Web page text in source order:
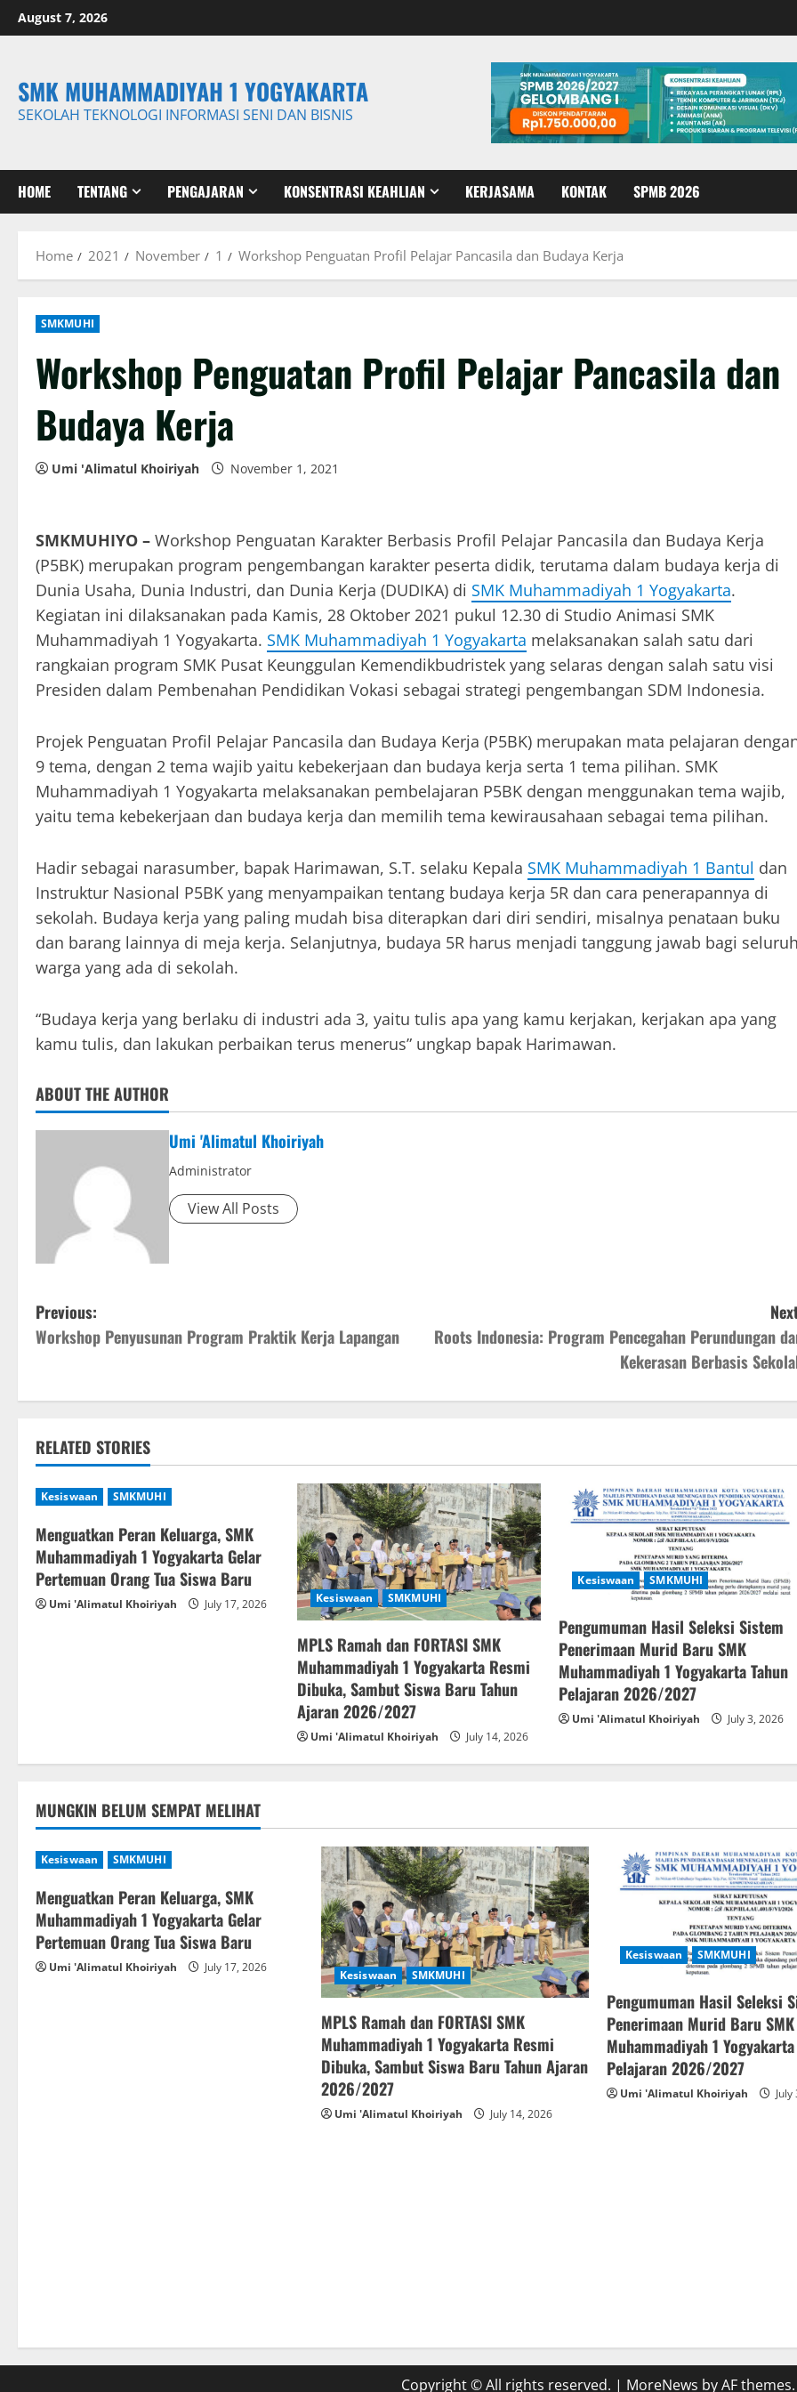
Skip
to
August 7, 2026
SMK MUHAMMADIYAH 1 YOGYAKARTA
SEKOLAH TEKNOLOGI INFORMASI SENI DAN BISNIS
HOME TENTANG PENGAJARAN KONSENTRASI KEAHLIAN KERJASAMA KONTAK SPMB 2026
Home 2021 November 1 Workshop Penguatan Profil Pelajar Pancasila dan Budaya Kerja
SMKMUHI
Workshop Penguatan Profil Pelajar Pancasila dan
Budaya Kerja
Umi 'Alimatul Khoiriyah November 1, 2021
SMKMUHIYO – Workshop Penguatan Karakter Berbasis Profil Pelajar Pancasila dan Budaya Kerja
(P5BK) merupakan program pengembangan karakter peserta didik, terutama dalam budaya kerja di
Dunia Usaha, Dunia Industri, dan Dunia Kerja (DUDIKA) di SMK Muhammadiyah 1 Yogyakarta.
Kegiatan ini dilaksanakan pada Kamis, 28 Oktober 2021 pukul 12.30 di Studio Animasi SMK
Muhammadiyah 1 Yogyakarta. SMK Muhammadiyah 1 Yogyakarta melaksanakan salah satu dari
rangkaian program SMK Pusat Keunggulan Kemendikbudristek yang selaras dengan salah satu visi
Presiden dalam Pembenahan Pendidikan Vokasi sebagai strategi pengembangan SDM Indonesia.
Projek Penguatan Profil Pelajar Pancasila dan Budaya Kerja (P5BK) merupakan mata pelajaran
9 tema, dengan 2 tema wajib yaitu kebekerjaan dan budaya kerja serta 1 tema pilihan. SMK
Muhammadiyah 1 Yogyakarta melaksanakan pembelajaran P5BK dengan menggunakan tema wajib,
yaitu tema kebekerjaan dan budaya kerja dan memilih tema kewirausahaan sebagai tema pilihan.
Hadir sebagai narasumber, bapak Harimawan, S.T. selaku Kepala SMK Muhammadiyah 1 Bantul dan
Instruktur Nasional P5BK yang menyampaikan tentang budaya kerja 5R dan cara penerapannya di
sekolah. Budaya kerja yang paling mudah bisa diterapkan dari diri sendiri, misalnya penataan buku
dan barang lainnya di meja kerja. Selanjutnya, budaya 5R harus menjadi tanggung jawab bagi seluruh
warga yang ada di sekolah.
“Budaya kerja yang berlaku di industri ada 3, yaitu tulis apa yang kamu kerjakan, kerjakan apa yang
kamu tulis, dan lakukan perbaikan terus menerus” ungkap bapak Harimawan.
ABOUT THE AUTHOR
Umi 'Alimatul Khoiriyah
Administrator
View All Posts
P
o
s
n
a
v
i
g
o
n
Previous:
Workshop Penyusunan Program Praktik Kerja Lapangan
Roots Indonesia: Program Pencegahan Perundungan
Kekerasan Berbasis
RELATED STORIES
Kesiswaan SMKMUHI
Menguatkan Peran Keluarga, SMK
Muhammadiyah 1 Yogyakarta Gelar
Pertemuan Orang Tua Siswa Baru
Umi 'Alimatul Khoiriyah July 17, 2026 Kesiswaan SMKMUHI
MPLS Ramah dan FORTASI SMK
Muhammadiyah 1 Yogyakarta Resmi
Dibuka, Sambut Siswa Baru Tahun
Ajaran 2026/2027
Umi 'Alimatul Khoiriyah July 14, 2026
Kesiswaan SMKMUHI
Pengumuman Hasil Seleksi Sistem
Penerimaan Murid Baru SMK
Muhammadiyah 1 Yogyakarta Tahun
Pelajaran 2026/2027
Umi 'Alimatul Khoiriyah July 3, 2026
MUNGKIN BELUM SEMPAT MELIHAT
Kesiswaan SMKMUHI
Menguatkan Peran Keluarga, SMK
Muhammadiyah 1 Yogyakarta Gelar
Pertemuan Orang Tua Siswa Baru
Umi 'Alimatul Khoiriyah July 17, 2026 Kesiswaan SMKMUHI
MPLS Ramah dan FORTASI SMK
Muhammadiyah 1 Yogyakarta Resmi
Dibuka, Sambut Siswa Baru Tahun Ajaran
2026/2027
Umi 'Alimatul Khoiriyah July 14, 2026
Kesiswaan SMKMUHI
Pengumuman Hasil Seleksi
Penerimaan Murid Baru SMK
Muhammadiyah 1
Pelajaran 2026/2027
Umi 'Alimatul Khoiriyah
Copyright © All rights reserved. | MoreNews by AF themes.